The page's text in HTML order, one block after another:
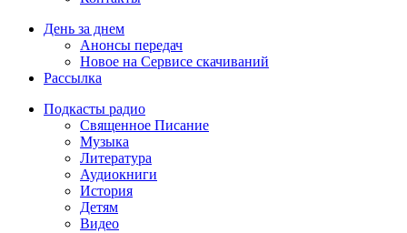
День за днем
Анонсы передач
Новое на Сервисе скачиваний
Рассылка
Подкасты радио
Священное Писание
Музыка
Литература
Аудиокниги
История
Детям
Видео